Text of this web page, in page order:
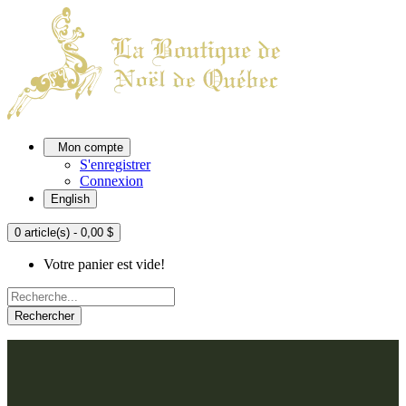
Mon compte
S'enregistrer
Connexion
English
0 article(s) - 0,00 $
Votre panier est vide!
Rechercher